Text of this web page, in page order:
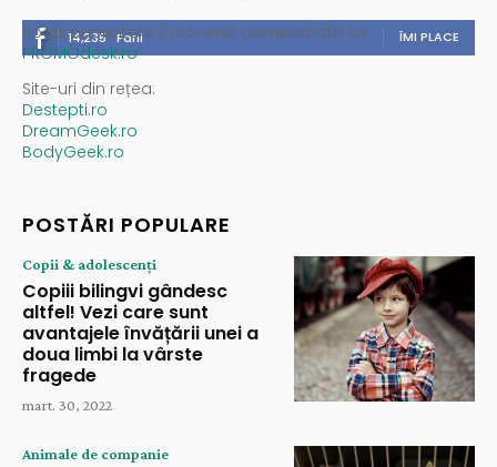
14,235 Fani ÎMI PLACE
Spații publicitare / reclamă administrată de
PROMOdesk.ro
Site-uri din rețea:
Destepti.ro
DreamGeek.ro
BodyGeek.ro
POSTĂRI POPULARE
Copii & adolescenți
Copiii bilingvi gândesc
altfel! Vezi care sunt
avantajele învățării unei a
doua limbi la vârste
fragede
mart. 30, 2022
Animale de companie